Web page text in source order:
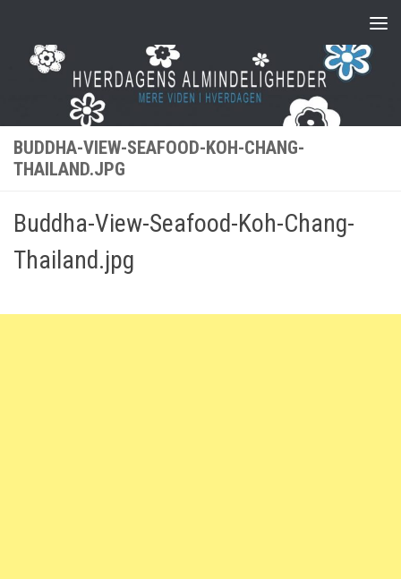
BUDDHA-VIEW-SEAFOOD-KOH-CHANG-
THAILAND.JPG
Buddha-View-Seafood-Koh-Chang-
Thailand.jpg